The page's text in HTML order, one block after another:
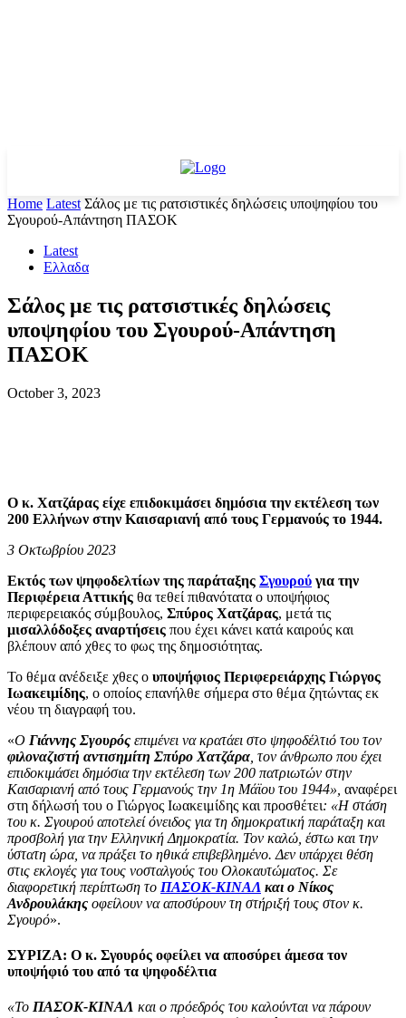
Home Latest Σάλος με τις ρατσιστικές δηλώσεις υποψηφίου του
Σγουρού-Απάντηση ΠΑΣΟΚ
Latest
Ελλαδα
Σάλος με τις ρατσιστικές δηλώσεις
υποψηφίου του Σγουρού-Απάντηση
ΠΑΣΟΚ
October 3, 2023
Ο κ. Χατζάρας είχε επιδοκιμάσει δημόσια την εκτέλεση των
200 Ελλήνων στην Καισαριανή από τους Γερμανούς το 1944.
3 Οκτωβρίου 2023
Εκτός των ψηφοδελτίων της παράταξης Σγουρού για την
Περιφέρεια Αττικής θα τεθεί πιθανότατα ο υποψήφιος
περιφερειακός σύμβουλος, Σπύρος Χατζάρας, μετά τις
μισαλλόδοξες αναρτήσεις που έχει κάνει κατά καιρούς και
βλέπουν από χθες το φως της δημοσιότητας.
Το θέμα ανέδειξε χθες ο υποψήφιος Περιφερειάρχης Γιώργος
Ιωακειμίδης, ο οποίος επανήλθε σήμερα στο θέμα ζητώντας εκ
νέου τη διαγραφή του.
«Ο Γιάννης Σγουρός επιμένει να κρατάει στο ψηφοδέλτιό του τον
φιλοναζιστή αντισημίτη Σπύρο Χατζάρα , τον άνθρωπο που έχει
επιδοκιμάσει δημόσια την εκτέλεση των 200 πατριωτών στην
Καισαριανή από τους Γερμανούς την 1η Μάϊου του 1944», αναφέρει
στη δήλωσή του ο Γιώργος Ιωακειμίδης και προσθέτει: «Η στάση
του κ. Σγουρού αποτελεί όνειδος για τη δημοκρατική παράταξη και
προσβολή για την Ελληνική Δημοκρατία. Τον καλώ, έστω και την
ύστατη ώρα, να πράξει το ηθικά επιβεβλημένο. Δεν υπάρχει θέση
στις εκλογές για τους νοσταλγούς του Ολοκαυτώματος. Σε
διαφορετική περίπτωση το ΠΑΣΟΚ-ΚΙΝΑΛ και ο Νίκος
Ανδρουλάκης οφείλουν να αποσύρουν τη στήριξή τους στον κ.
Σγουρό».
ΣΥΡΙΖΑ: Ο κ. Σγουρός οφείλει να αποσύρει άμεσα τον
υποψήφιό του από τα ψηφοδέλτια
«Το ΠΑΣΟΚ-ΚΙΝΑΛ και ο πρόεδρός του καλούνται να πάρουν